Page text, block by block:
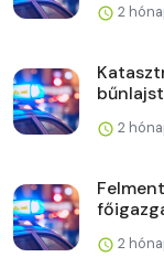
2
2
2